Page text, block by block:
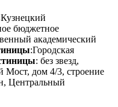
бюджетное
академический
:Городская
: без звезд,
Мост, дом 4/3, строение
Центральный